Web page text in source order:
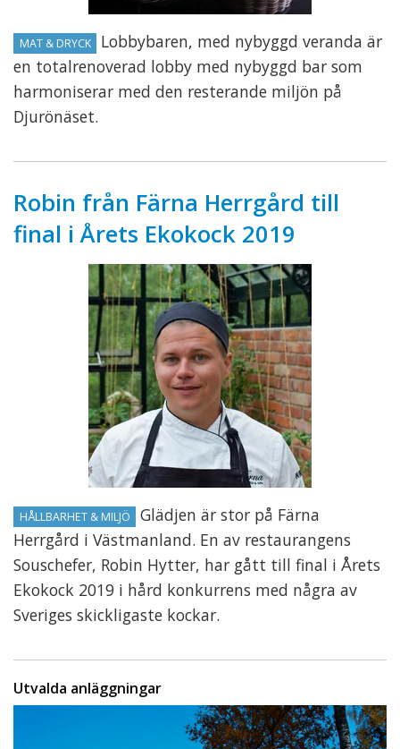
MAT & DRYCK
Lobbybaren, med nybyggd veranda är
en totalrenoverad lobby med nybyggd bar som
harmoniserar med den resterande miljön på
Djurönäset.
Robin från Färna Herrgård till
final i Årets Ekokock 2019
HÅLLBARHET & MILJÖ
Glädjen är stor på Färna
Herrgård i Västmanland. En av restaurangens
Souschefer, Robin Hytter, har gått till final i Årets
Ekokock 2019 i hård konkurrens med några av
Sveriges skickligaste kockar.
Utvalda anläggningar